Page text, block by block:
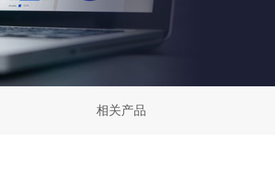
相关产品